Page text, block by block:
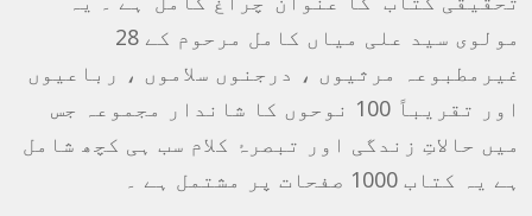
مولوی سید علی میاں کامل مرحوم کے 28
غیرمطبوعہ مرثیوں ، درجنوں سلاموں ، رباعیوں
اور تقریباً 100 نوحوں کا شاندار مجموعہ جس
میں حالاتِ زندگی اور تبصرۂ کلام سب ہی کچھ شامل
ہے یہ کتاب 1000 صفحات پر مشتمل ہے ۔